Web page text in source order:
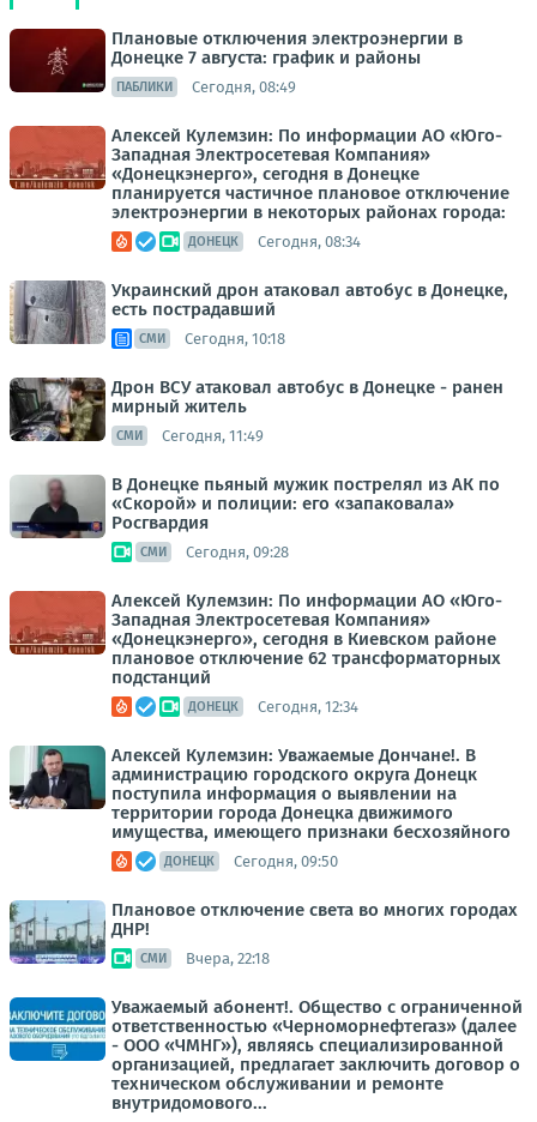
Плановые отключения электроэнергии в
Донецке 7 августа: график и районы
ПАБЛИКИ Сегодня, 08:49
Алексей Кулемзин: По информации АО «Юго-
Западная Электросетевая Компания»
«Донецкэнерго», сегодня в Донецке
планируется частичное плановое отключение
электроэнергии в некоторых районах города:
ДОНЕЦК Сегодня, 08:34
Украинский дрон атаковал автобус в Донецке,
есть пострадавший
СМИ Сегодня, 10:18
Дрон ВСУ атаковал автобус в Донецке - ранен
мирный житель
СМИ Сегодня, 11:49
В Донецке пьяный мужик пострелял из АК по
«Скорой» и полиции: его «запаковала»
Росгвардия
СМИ Сегодня, 09:28
Алексей Кулемзин: По информации АО «Юго-
Западная Электросетевая Компания»
«Донецкэнерго», сегодня в Киевском районе
плановое отключение 62 трансформаторных
подстанций
ДОНЕЦК Сегодня, 12:34
Алексей Кулемзин: Уважаемые Дончане!. В
администрацию городского округа Донецк
поступила информация о выявлении на
территории города Донецка движимого
имущества, имеющего признаки бесхозяйного
ДОНЕЦК Сегодня, 09:50
Плановое отключение света во многих городах
ДНР!
СМИ Вчера, 22:18
Уважаемый абонент!. Общество с ограниченной
ответственностью «Черноморнефтегаз» (далее
- ООО «ЧМНГ»), являясь специализированной
организацией, предлагает заключить договор о
техническом обслуживании и ремонте
внутридомового...